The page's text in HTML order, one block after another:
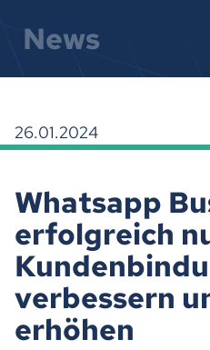
News
26.01.2024
Whatsapp
erfolgreich
verbessern
erhöhen